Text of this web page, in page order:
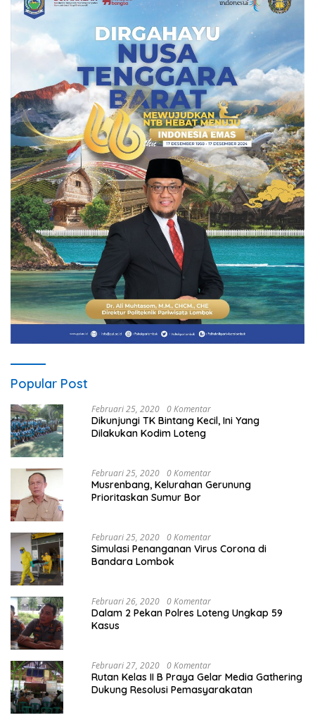
Popular Post
Februari 25, 2020 0 Komentar
Dikunjungi TK Bintang Kecil, Ini Yang
Dilakukan Kodim Loteng
Februari 25, 2020 0 Komentar
Musrenbang, Kelurahan Gerunung
Prioritaskan Sumur Bor
Februari 25, 2020 0 Komentar
Simulasi Penanganan Virus Corona di
Bandara Lombok
Februari 26, 2020 0 Komentar
Dalam 2 Pekan Polres Loteng Ungkap 59
Kasus
Februari 27, 2020 0 Komentar
Rutan Kelas II B Praya Gelar Media Gathering
Dukung Resolusi Pemasyarakatan